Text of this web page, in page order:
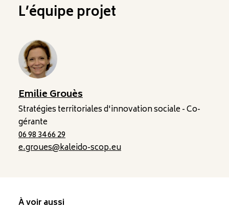
L’équipe projet
Emilie Grouès
Stratégies territoriales d'innovation sociale - Co-
gérante
06 98 34 66 29
e.groues@kaleido-scop.eu
À voir aussi